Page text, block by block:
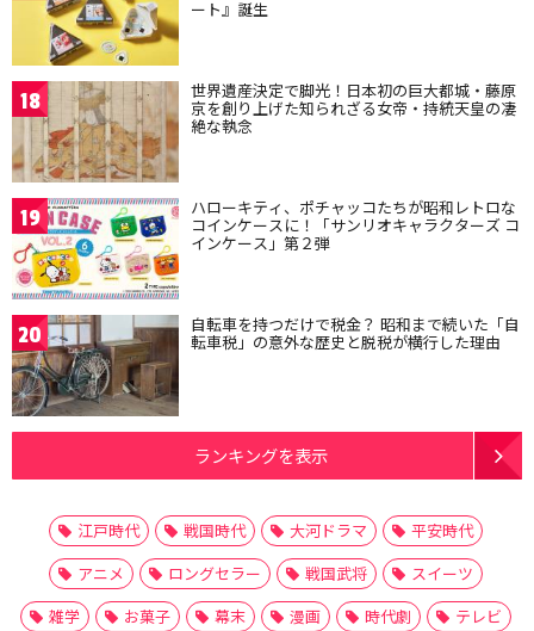
ート』誕生
18 世界遺産決定で脚光！日本初の巨大都城・藤原
京を創り上げた知られざる女帝・持統天皇の凄
絶な執念
19 ハローキティ、ポチャッコたちが昭和レトロな
コインケースに！「サンリオキャラクターズ コ
インケース」第２弾
20 自転車を持つだけで税金？ 昭和まで続いた「自
転車税」の意外な歴史と脱税が横行した理由
ランキングを表示
江戸時代 戦国時代 大河ドラマ
平安時代
アニメ
ロングセラー 戦国武将
スイーツ
雑学
お菓子 幕末 漫画 時代劇
テレビ